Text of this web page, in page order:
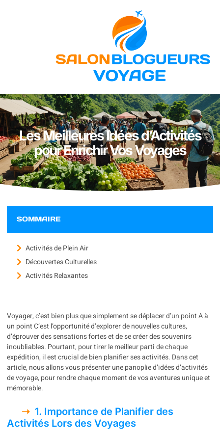
Les Meilleures Idées d’Activités
pour Enrichir Vos Voyages
SOMMAIRE
Activités de Plein Air
Découvertes Culturelles
Activités Relaxantes
Voyager, c’est bien plus que simplement se déplacer d’un point A à
un point C’est l’opportunité d’explorer de nouvelles cultures,
d’éprouver des sensations fortes et de se créer des souvenirs
inoubliables. Pourtant, pour tirer le meilleur parti de chaque
expédition, il est crucial de bien planifier ses activités. Dans cet
article, nous allons vous présenter une panoplie d’idées d’activités
de voyage, pour rendre chaque moment de vos aventures unique et
mémorable.
1. Importance de Planifier des
Activités Lors des Voyages